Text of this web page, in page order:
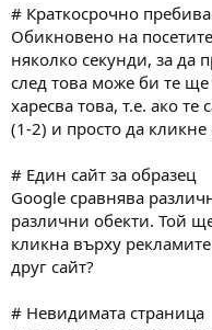
# Краткосрочно
Обикновено на
няколко секунди, за да
след това може би те
харесва това, т.е. ако
(1-2) и просто да
# Един сайт за образец
Google сравнява
различни обекти. Той
кликна върху
друг сайт?
# Невидимата страница